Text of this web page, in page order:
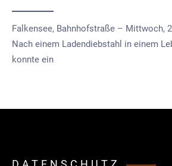
Falkensee, Bahnhofstraße – Mittwoch,
Nach einem Ladendiebstahl in einem
konnte ein